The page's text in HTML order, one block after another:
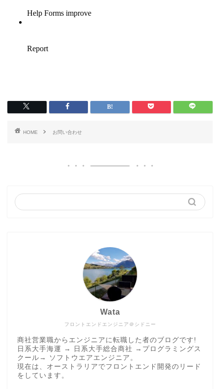
HOME お問い合わせ
フロントエンドエンジニア＠シドニー
Wata
商社営業職からエンジニアに転職した者のブログです!
日系大手海運 → 日系大手総合商社 →プログラミングス
クール→ ソフトウエアエンジニア。
現在は、オーストラリアでフロントエンド開発のリード
をしています。